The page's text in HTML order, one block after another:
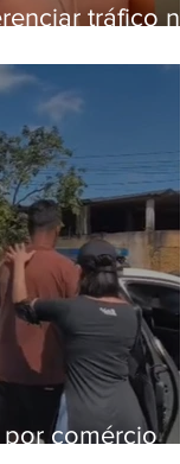
tráfico na
comércio